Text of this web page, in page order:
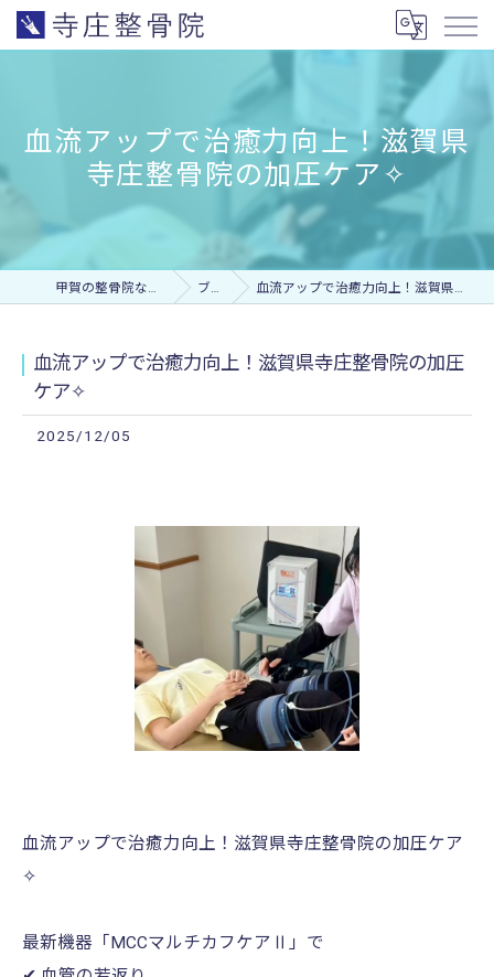
血流アップで治癒力向上！滋賀県
寺庄整骨院の加圧ケア✧
甲賀の整骨院なら寺庄整骨院 ブログ 血流アップで治癒力向上！滋賀県寺庄整骨院の加圧ケア✧
血流アップで治癒力向上！滋賀県寺庄整骨院の加圧
ケア✧
2025/12/05
血流アップで治癒力向上！滋賀県寺庄整骨院の加圧ケア
✧
最新機器「MCCマルチカフケアⅡ」で